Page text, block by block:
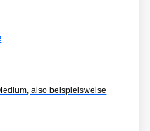
also beispielsweise